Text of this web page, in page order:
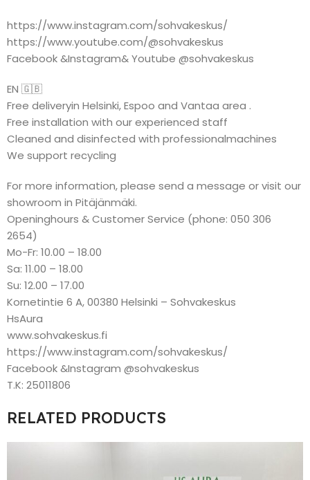
https://www.instagram.com/sohvakeskus/
https://www.youtube.com/@sohvakeskus
Facebook &Instagram& Youtube @sohvakeskus
EN 🇬🇧
Free deliveryin Helsinki, Espoo and Vantaa area .
Free installation with our experienced staff
Cleaned and disinfected with professionalmachines
We support recycling
For more information, please send a message or visit our
showroom in Pitäjänmäki.
Openinghours & Customer Service (phone: 050 306
2654)
Mo-Fr: 10.00 – 18.00
Sa: 11.00 – 18.00
Su: 12.00 – 17.00
Kornetintie 6 A, 00380 Helsinki – Sohvakeskus
HsAura
www.sohvakeskus.fi
https://www.instagram.com/sohvakeskus/
Facebook &Instagram @sohvakeskus
T.K: 25011806
RELATED PRODUCTS